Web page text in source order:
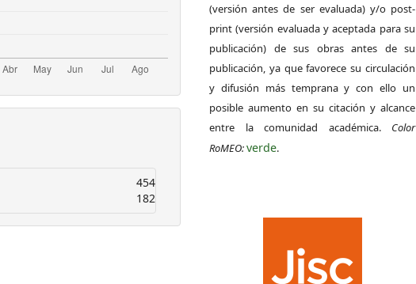
454
182
(versión antes de ser evaluada) y/o post-
print (versión evaluada y aceptada para su
publicación) de sus obras antes de su
publicación, ya que favorece su circulación
y difusión más temprana y con ello un
posible aumento en su citación y alcance
entre la comunidad académica. Color
RoMEO:verde.